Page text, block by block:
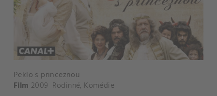
Peklo s princeznou
Film 2009 Rodinné, Komédie